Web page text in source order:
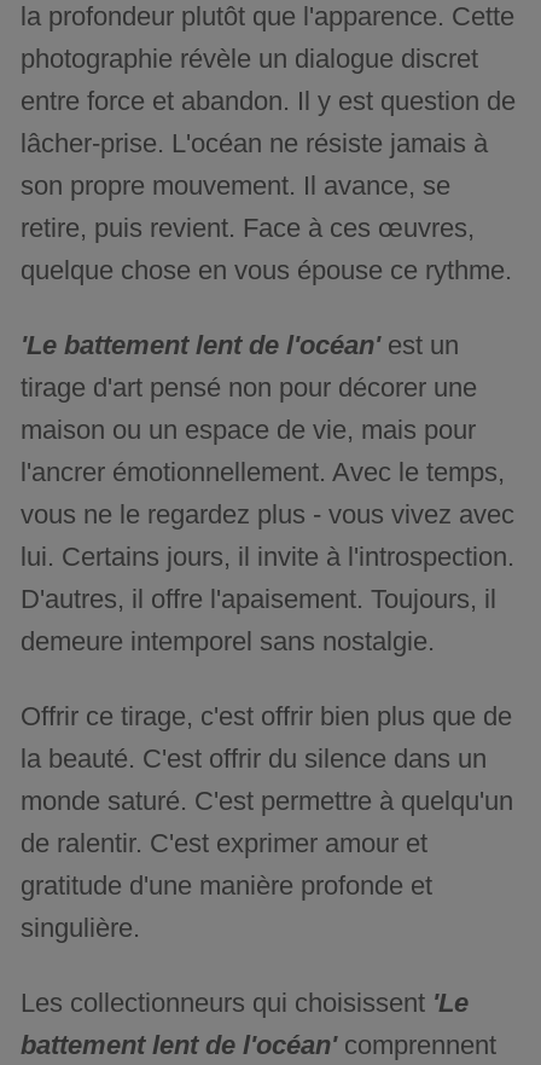
la profondeur plutôt que l'apparence. Cette
photographie révèle un dialogue discret
entre force et abandon. Il y est question de
lâcher-prise. L'océan ne résiste jamais à
son propre mouvement. Il avance, se
retire, puis revient. Face à ces œuvres,
quelque chose en vous épouse ce rythme.
'Le battement lent de l'océan'est un
tirage d'art pensé non pour décorer une
maison ou un espace de vie, mais pour
l'ancrer émotionnellement. Avec le temps,
vous ne le regardez plus - vous vivez avec
lui. Certains jours, il invite à l'introspection.
D'autres, il offre l'apaisement. Toujours, il
demeure intemporel sans nostalgie.
Offrir ce tirage, c'est offrir bien plus que de
la beauté. C'est offrir du silence dans un
monde saturé. C'est permettre à quelqu'un
de ralentir. C'est exprimer amour et
gratitude d'une manière profonde et
singulière.
Les collectionneurs qui choisissent 'Le
battement lent de l'océan' comprennent